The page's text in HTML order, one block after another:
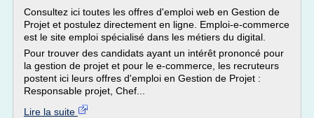
Consultez ici toutes les offres d'emploi web en Gestion de
Projet et postulez directement en ligne. Emploi-e-commerce
est le site emploi spécialisé dans les métiers du digital.
Pour trouver des candidats ayant un intérêt prononcé pour
la gestion de projet et pour le e-commerce, les recruteurs
postent ici leurs offres d'emploi en Gestion de Projet :
Responsable projet, Chef...
Lire la suite